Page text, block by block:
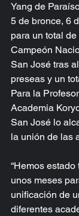
Yang de
5 de bronce, 6
para un total
Campeón
San José tras
preseas y un
Para la
Academia
San José lo
la unión de las
“Hemos
unos meses
unificación de
diferentes